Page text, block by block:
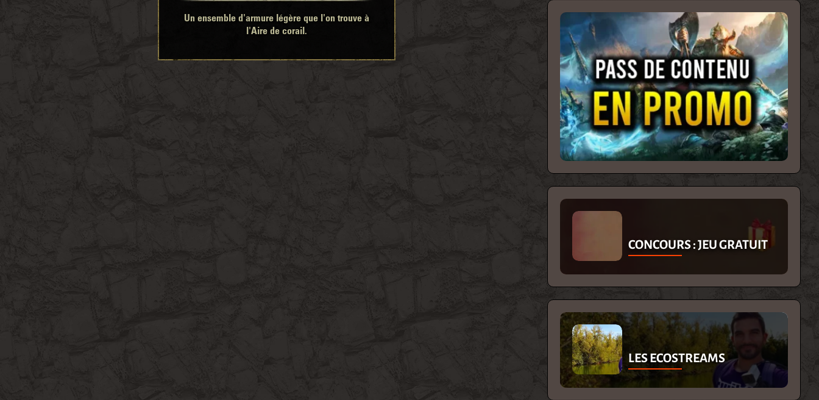
Un ensemble d'armure légère que l'on trouve à
l'Aire de corail.
CONCOURS : JEU GRATUIT
LES ECOSTREAMS